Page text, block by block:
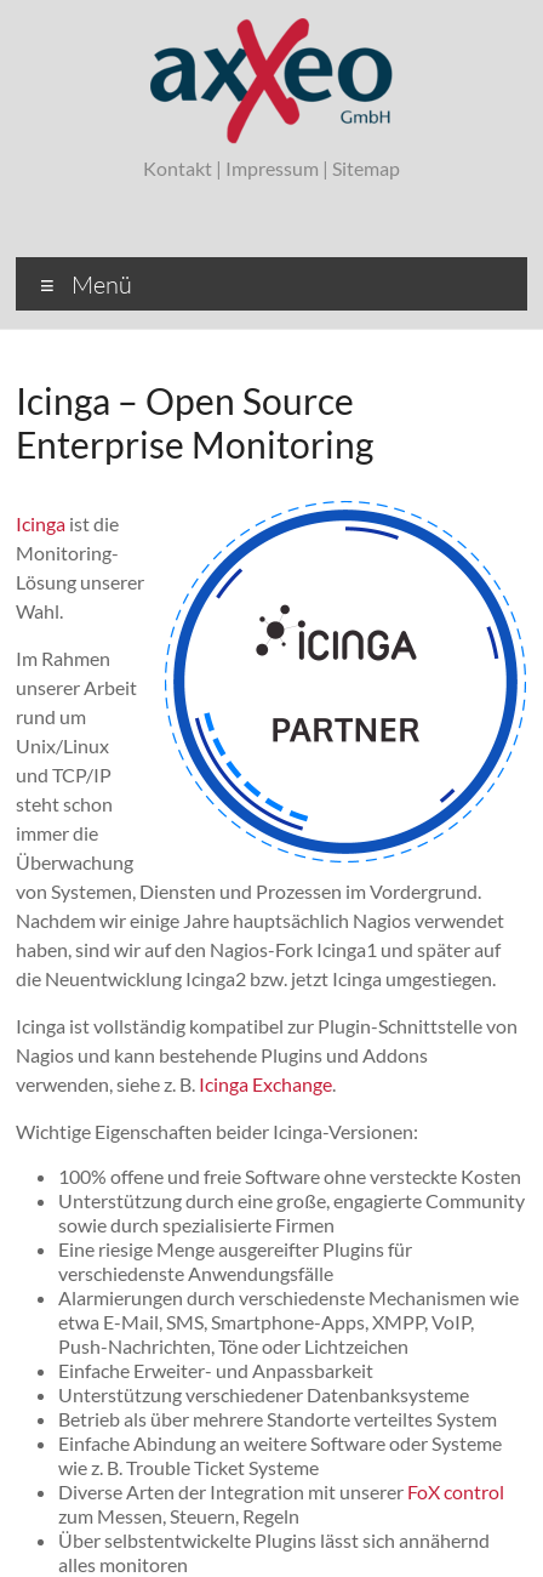
Hannover
Kontakt| Impressum | Sitemap
Menü
Icinga – Open Source
Enterprise Monitoring
Icinga ist die
Monitoring-
Lösung unserer
Wahl.
Im Rahmen
unserer Arbeit
rund um
Unix/Linux
und TCP/IP
steht schon
immer die
Überwachung
von Systemen, Diensten und Prozessen im Vordergrund.
Nachdem wir einige Jahre hauptsächlich Nagios verwendet
haben, sind wir auf den Nagios-Fork Icinga1 und später auf
die Neuentwicklung Icinga2 bzw. jetzt Icinga umgestiegen.
Icinga ist vollständig kompatibel zur Plugin-Schnittstelle von
Nagios und kann bestehende Plugins und Addons
verwenden, siehe z. B. Icinga Exchange.
Wichtige Eigenschaften beider Icinga-Versionen:
100% offene und freie Software ohne versteckte Kosten
Unterstützung durch eine große, engagierte Community
sowie durch spezialisierte Firmen
Eine riesige Menge ausgereifter Plugins für
verschiedenste Anwendungsfälle
Alarmierungen durch verschiedenste Mechanismen wie
etwa E-Mail, SMS, Smartphone-Apps, XMPP, VoIP,
Push-Nachrichten, Töne oder Lichtzeichen
Einfache Erweiter- und Anpassbarkeit
Unterstützung verschiedener Datenbanksysteme
Betrieb als über mehrere Standorte verteiltes System
Einfache Abindung an weitere Software oder Systeme
wie z. B. Trouble Ticket Systeme
Diverse Arten der Integration mit unserer FoX control
zum Messen, Steuern, Regeln
Über selbstentwickelte Plugins lässt sich annähernd
alles monitoren